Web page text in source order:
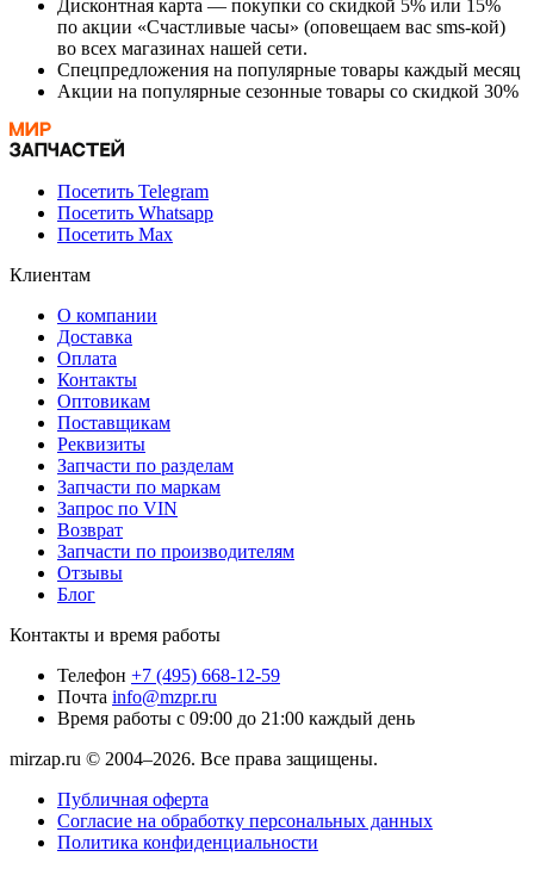
Дисконтная карта — покупки со скидкой 5% или 15%
по акции «Счастливые часы» (оповещаем вас sms-кой)
во всех магазинах нашей сети.
Спецпредложения на популярные товары каждый месяц
Акции на популярные сезонные товары со скидкой 30%
Посетить Telegram
Посетить Whatsapp
Посетить Max
Клиентам
О компании
Доставка
Оплата
Контакты
Оптовикам
Поставщикам
Реквизиты
Запчасти по разделам
Запчасти по маркам
Запрос по VIN
Возврат
Запчасти по производителям
Отзывы
Блог
Контакты и время работы
Телефон +7 (495) 668-12-59
Почта info@mzpr.ru
Время работы с 09:00 до 21:00 каждый день
mirzap.ru © 2004–2026. Все права защищены.
Публичная оферта
Согласие на обработку персональных данных
Политика конфиденциальности